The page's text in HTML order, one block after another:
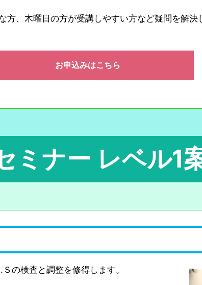
方、木曜日の方が受講しやすい方など疑問を解
お申込みはこちら
ミナー レベル1
の検査と調整を修得します。